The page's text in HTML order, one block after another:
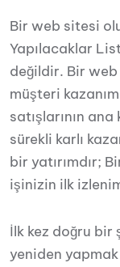
Bir web sitesi
Yapılacaklar
değildir. Bir
müşteri
satışlarının
sürekli karlı
bir yatırımdır;
işinizin ilk
İlk kez doğru bir
yeniden